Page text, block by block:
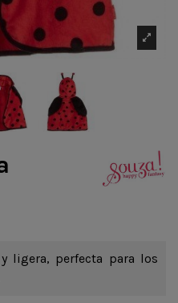
ligera, perfecta para los